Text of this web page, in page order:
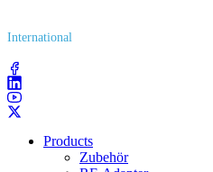
International
Products
Zubehör